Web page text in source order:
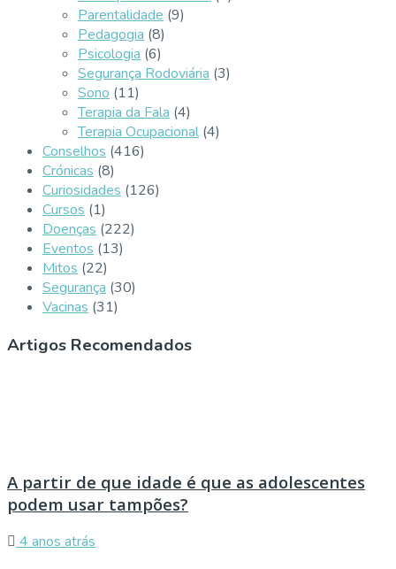
Parentalidade (9)
Pedagogia (8)
Psicologia (6)
Segurança Rodoviária (3)
Sono (11)
Terapia da Fala (4)
Terapia Ocupacional (4)
Conselhos (416)
Crónicas (8)
Curiosidades (126)
Cursos (1)
Doenças (222)
Eventos (13)
Mitos (22)
Segurança (30)
Vacinas (31)
Artigos Recomendados
A partir de que idade é que as adolescentes
podem usar tampões?
4 anos atrás